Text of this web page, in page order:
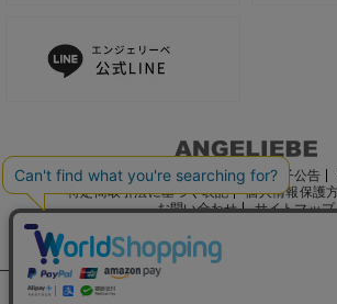
ご利用ガイド 会社概要 電子公告
特定商取引法に基づく表記
個人情報保護
お問い合わせ
サイトマップ
サイト内の文章、画像などの著作物はマルコ株式会社